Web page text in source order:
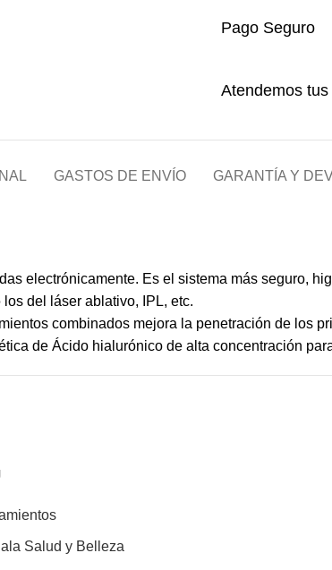
Pago Seguro
Atendemos
GASTOS DE ENVÍO GARANTÍA Y
electrónicamente. Es el sistema más seguro,
del láser ablativo, IPL, etc.
combinados mejora la penetración de los
de Ácido hialurónico de alta concentración
Salud y Belleza